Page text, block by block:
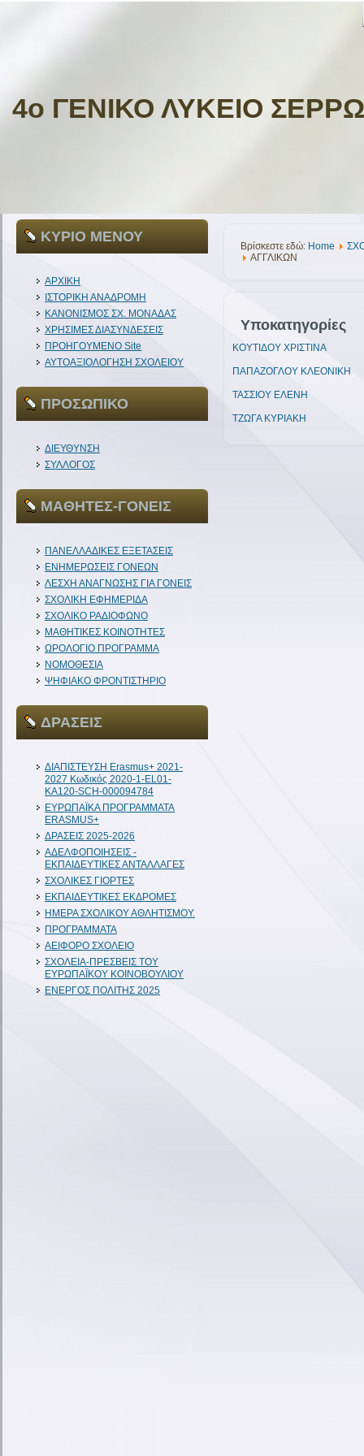
4ο ΓΕΝΙΚΟ ΛΥΚΕΙΟ
ΚΥΡΙΟ ΜΕΝΟΥ
ΑΡΧΙΚΗ
ΙΣΤΟΡΙΚΗ ΑΝΑΔΡΟΜΗ
ΚΑΝΟΝΙΣΜΟΣ ΣΧ. ΜΟΝΑΔΑΣ
ΧΡΗΣΙΜΕΣ ΔΙΑΣΥΝΔΕΣΕΙΣ
ΠΡΟΗΓΟΥΜΕΝΟ Site
ΑΥΤΟΑΞΙΟΛΟΓΗΣΗ ΣΧΟΛΕΙΟΥ
ΠΡΟΣΩΠΙΚΟ
ΔΙΕΥΘΥΝΣΗ
ΣΥΛΛΟΓΟΣ
ΜΑΘΗΤΕΣ-ΓΟΝΕΙΣ
ΠΑΝΕΛΛΑΔΙΚΕΣ ΕΞΕΤΑΣΕΙΣ
ΕΝΗΜΕΡΩΣΕΙΣ ΓΟΝΕΩΝ
ΛΕΣΧΗ ΑΝΑΓΝΩΣΗΣ ΓΙΑ ΓΟΝΕΙΣ
ΣΧΟΛΙΚΗ ΕΦΗΜΕΡΙΔΑ
ΣΧΟΛΙΚΟ ΡΑΔΙΟΦΩΝΟ
ΜΑΘΗΤΙΚΕΣ ΚΟΙΝΟΤΗΤΕΣ
ΩΡΟΛΟΓΙΟ ΠΡΟΓΡΑΜΜΑ
ΝΟΜΟΘΕΣΙΑ
ΨΗΦΙΑΚΟ ΦΡΟΝΤΙΣΤΗΡΙΟ
ΔΡΑΣΕΙΣ
ΔIAΠΙΣΤΕΥΣΗ Erasmus+ 2021-
2027 Κωδικός 2020-1-EL01-
KA120-SCH-000094784
ΕΥΡΩΠΑΪΚΑ ΠΡΟΓΡΑΜΜΑΤΑ
ERASMUS+
ΔΡΑΣΕΙΣ 2025-2026
ΑΔΕΛΦΟΠΟΙΗΣΕΙΣ -
ΕΚΠΑΙΔΕΥΤΙΚΕΣ ΑΝΤΑΛΛΑΓΕΣ
ΣΧΟΛΙΚΕΣ ΓΙΟΡΤΕΣ
ΕΚΠΑΙΔΕΥΤΙΚΕΣ ΕΚΔΡΟΜΕΣ
ΗΜΕΡΑ ΣΧΟΛΙΚΟΥ ΑΘΛΗΤΙΣΜΟΥ.
ΠΡΟΓΡΑΜΜΑΤΑ
ΑΕΙΦΟΡΟ ΣΧΟΛΕΙΟ
ΣΧΟΛΕΙΑ-ΠΡΕΣΒΕΙΣ ΤΟΥ
ΕΥΡΩΠΑΪΚΟΥ ΚΟΙΝΟΒΟΥΛΙΟΥ
ΕΝΕΡΓΟΣ ΠΟΛΙΤΗΣ 2025
Βρίσκεστε εδώ: Home
ΑΓΓΛΙΚΩΝ
Υποκατηγορίες
ΚΟΥΤΙΔΟΥ ΧΡΙΣΤΙΝΑ
ΠΑΠΑΖΟΓΛΟΥ ΚΛΕΟΝΙΚΗ
ΤΑΣΣΙΟΥ ΕΛΕΝΗ
ΤΖΩΓΑ ΚΥΡΙΑΚΗ